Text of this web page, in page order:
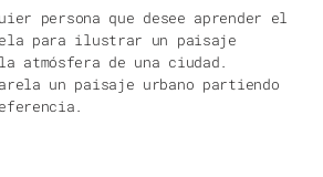
persona que desee aprender el
para ilustrar un paisaje
atmósfera de una ciudad.
un paisaje urbano partiendo